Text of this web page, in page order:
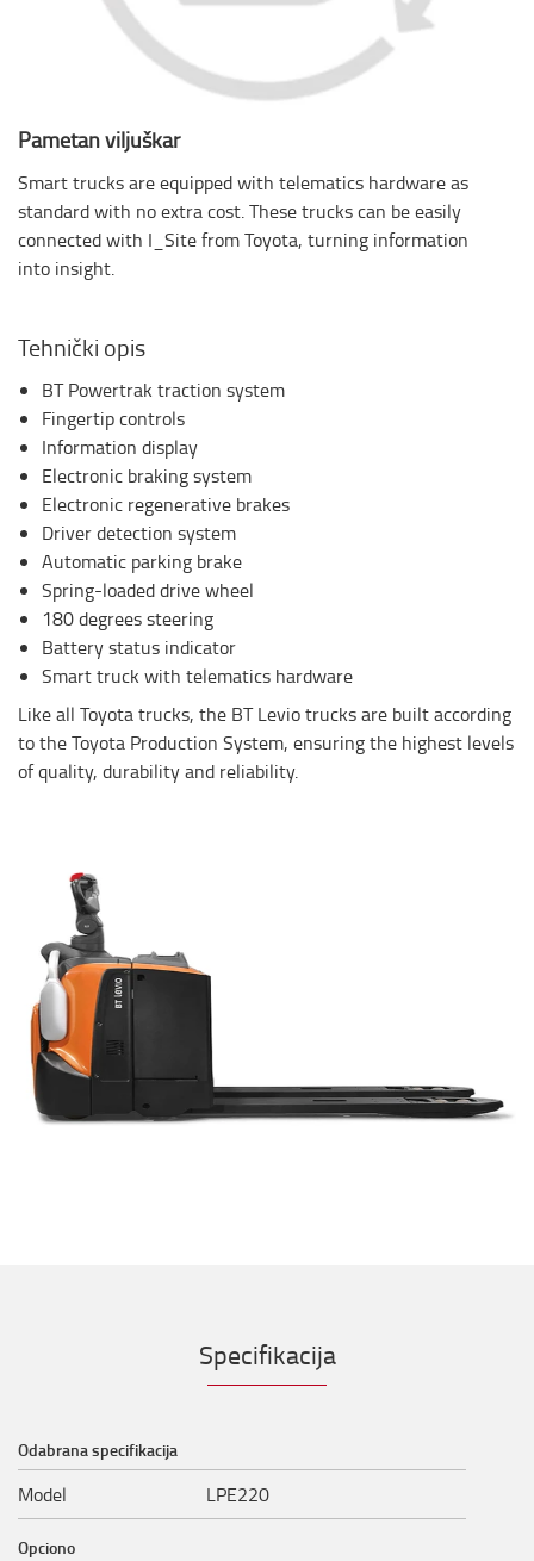
Pametan viljuškar
Smart trucks are equipped with telematics hardware as
standard with no extra cost. These trucks can be easily
connected with I_Site from Toyota, turning information
into insight.
Tehnički opis
BT Powertrak traction system
Fingertip controls
Information display
Electronic braking system
Electronic regenerative brakes
Driver detection system
Automatic parking brake
Spring-loaded drive wheel
180 degrees steering
Battery status indicator
Smart truck with telematics hardware
Like all Toyota trucks, the BT Levio trucks are built according
to the Toyota Production System, ensuring the highest levels
of quality, durability and reliability.
Specifikacija
Odabrana specifikacija
Model LPE220
Opciono